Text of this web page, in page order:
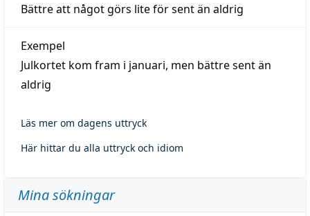
Bättre att något görs lite för sent än aldrig
Exempel
Julkortet kom fram i januari, men bättre sent än
aldrig
Läs mer om dagens uttryck
Här hittar du alla uttryck och idiom
Mina sökningar